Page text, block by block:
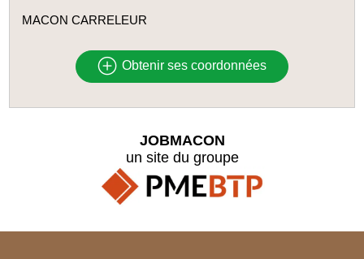
MACON CARRELEUR
Obtenir ses coordonnées
JOBMACON
un site du groupe